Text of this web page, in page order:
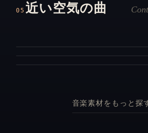
05 近い空気の曲
に大軍が動き出す強いな和風戦闘曲。
時の底から這い上がるような重厚な旋
で静かに膨らんでいきます。
天地を裂くような威圧感で響き渡る和
音楽素材をもっと探